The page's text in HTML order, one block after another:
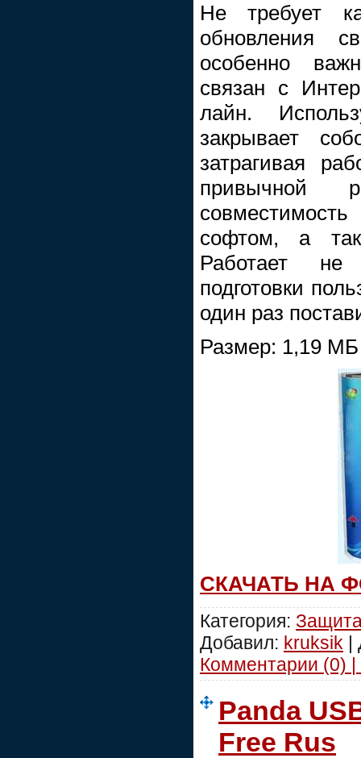
Не требует
обновления
особенно
связан с
лайн.
закрывает
затрагивая
привычной
софтом, а
Работает
подготовки
один раз
Размер: 1,19 МБ
СКАЧАТЬ НА
Категория:
Добавил: kruksik |
Комментарии (0) |
Panda
Free Rus